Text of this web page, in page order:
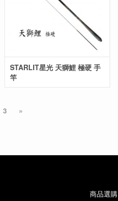
STARLIT星光 天獅鯉 極硬 手
竿
3 »
商品選購